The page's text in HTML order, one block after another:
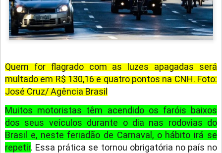
Quem for flagrado com as luzes apagadas será
multado em R$ 130,16 e quatro pontos na CNH. Foto:
José Cruz/ Agência Brasil
Muitos motoristas têm acendido os faróis baixos
dos seus veículos durante o dia nas rodovias do
Brasil e, neste feriadão de Carnaval, o hábito irá se
repetir. Essa prática se tornou obrigatória no país no